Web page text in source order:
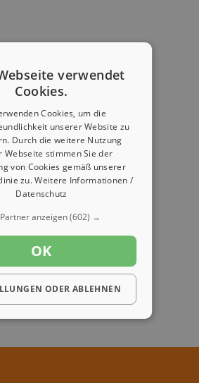
verwendet
Cookies.
Cookies, um die
unserer Website zu
Durch die weitere Nutzung
Webseite stimmen Sie der
von Cookies gemäß unserer
zu.Weitere Informationen /
Datenschutz
anzeigen(602) →
OK
ODER ABLEHNEN